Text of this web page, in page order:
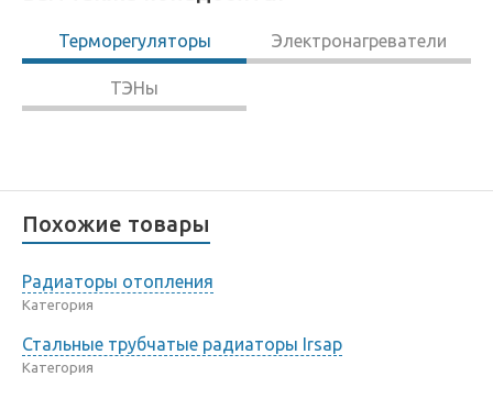
Терморегуляторы Электронагреватели
ТЭНы
Похожие товары
Радиаторы отопления
Категория
Стальные трубчатые радиаторы Irsap
Категория